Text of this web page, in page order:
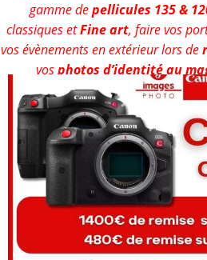
gamme depellicules 135 &
classiques etFine art, faire vos
vos évènements en extérieur lors de
vosphotos d’identité au